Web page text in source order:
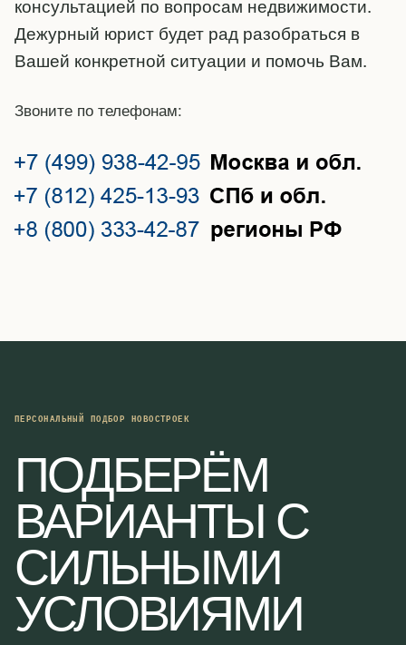
консультацией по вопросам недвижимости.
Дежурный юрист будет рад разобраться в
Вашей конкретной ситуации и помочь Вам.
Звоните по телефонам:
ПЕРСОНАЛЬНЫЙ ПОДБОР НОВОСТРОЕК
ПОДБЕРЁМ
ВАРИАНТЫ С
СИЛЬНЫМИ
УСЛОВИЯМИ